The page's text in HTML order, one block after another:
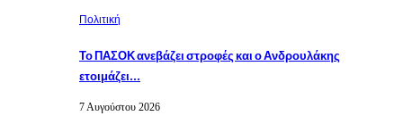
Πολιτική
Το ΠΑΣΟΚ ανεβάζει στροφές και ο Ανδρουλάκης
ετοιμάζει…
7 Αυγούστου 2026